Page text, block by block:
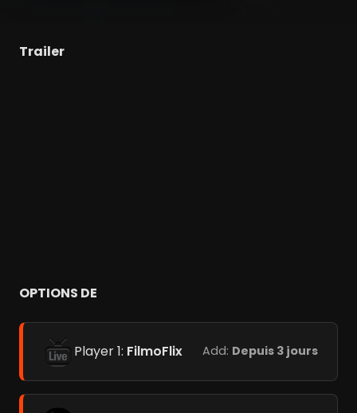
Trailer
OPTIONS DE
Player 1: FilmoFlix Add: Depuis 3 jours